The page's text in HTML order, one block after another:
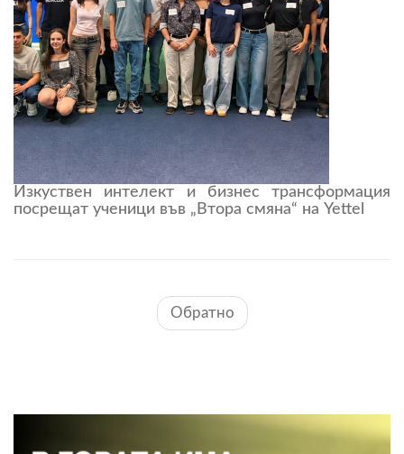
Изкуствен интелект и бизнес трансформация
посрещат ученици във „Втора смяна“ на Yettel
Обратно